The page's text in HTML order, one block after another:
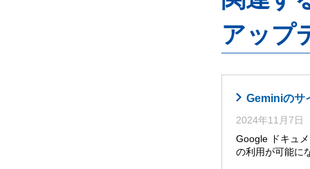
アップ
Geminiのサ
2024年11月7日
Google ドキュ
の利用が可能に